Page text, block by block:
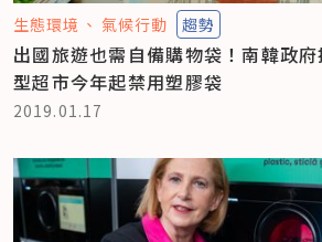
生態環境 氣候行動 趨勢
出國旅遊也需自備購物袋！南韓政
型超市今年起禁用塑膠袋
2019.01.17